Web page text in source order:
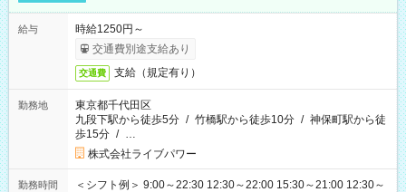
給与
時給1250円～
交通費別途支給あり
交通費 支給（規定有り）
勤務地
東京都千代田区
九段下駅から徒歩5分 / 竹橋駅から徒歩10分 / 神保町駅から徒
歩15分 / …
株式会社ライブパワー
勤務時間
＜シフト例＞ 9:00～22:30 12:30～22:00 15:30～21:00 12:30～